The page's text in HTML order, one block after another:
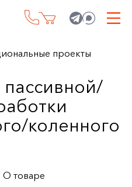
проекты
коленного
О товаре